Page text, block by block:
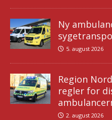
Ny
5. august 2026
Region
regler for
2. august 2026